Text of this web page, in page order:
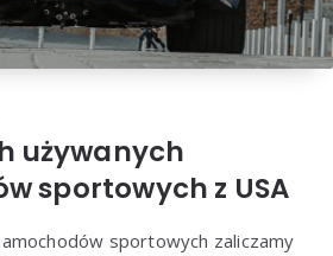
używanych
sportowych z USA
sportowych zaliczamy